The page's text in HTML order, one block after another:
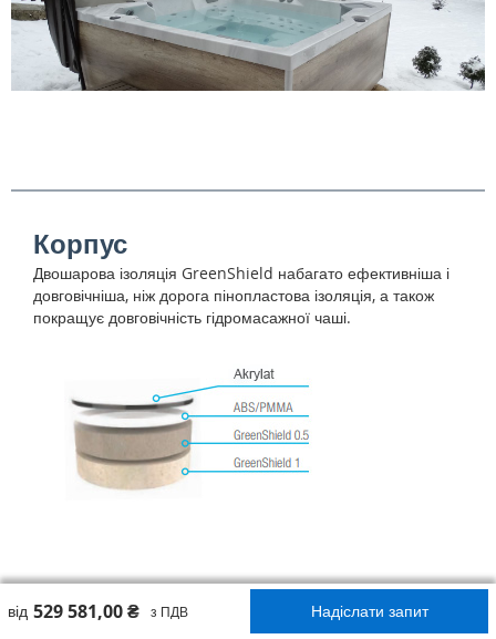
Корпус
Двошарова ізоляція GreenShield набагато ефективніша і
довговічніша, ніж дорога пінопластова ізоляція, а також
покращує довговічність гідромасажної чаші.
529 581,00 ₴ з ПДВ
від Надіслати запит